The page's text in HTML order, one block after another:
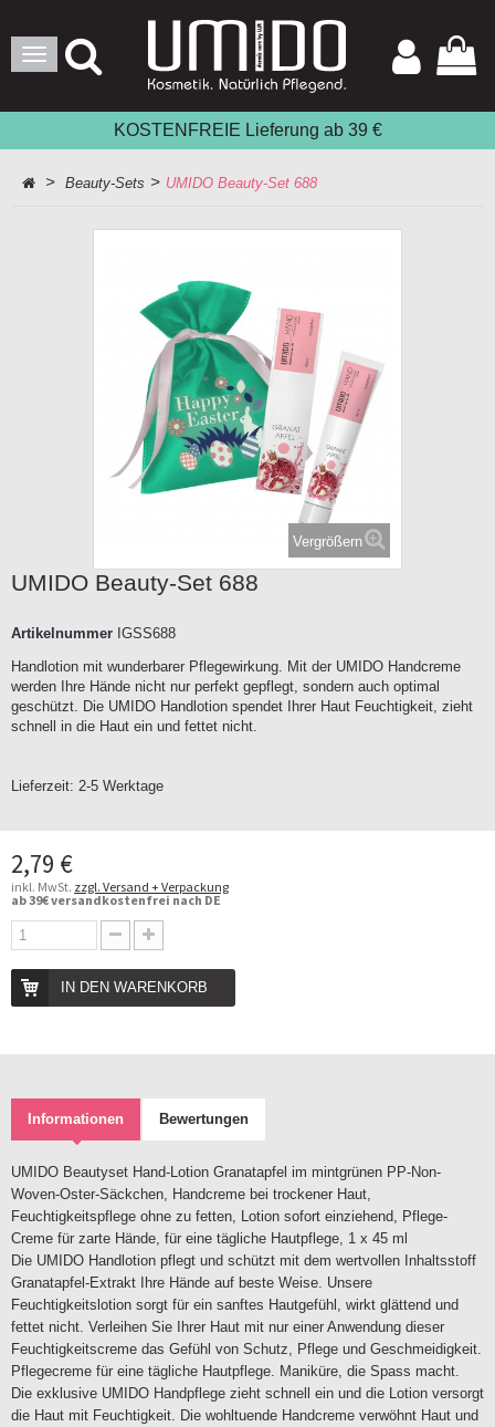
Toggle
Navigation
KOSTENFREIE Lieferung ab 39 €
> Beauty-Sets > UMIDO Beauty-Set 688
Vergrößern
UMIDO Beauty-Set 688
Artikelnummer IGSS688
Handlotion mit wunderbarer Pflegewirkung. Mit der UMIDO Handcreme
werden Ihre Hände nicht nur perfekt gepflegt, sondern auch optimal
geschützt. Die UMIDO Handlotion spendet Ihrer Haut Feuchtigkeit, zieht
schnell in die Haut ein und fettet nicht.
Lieferzeit: 2-5 Werktage
2,79 €
inkl. MwSt. zzgl. Versand + Verpackung
ab 39€ versandkostenfrei nach DE
IN DEN WARENKORB
Informationen Bewertungen
UMIDO Beautyset Hand-Lotion Granatapfel im mintgrünen PP-Non-
Woven-Oster-Säckchen, Handcreme bei trockener Haut,
Feuchtigkeitspflege ohne zu fetten, Lotion sofort einziehend, Pflege-
Creme für zarte Hände, für eine tägliche Hautpflege, 1 x 45 ml
Die UMIDO Handlotion pflegt und schützt mit dem wertvollen Inhaltsstoff
Granatapfel-Extrakt Ihre Hände auf beste Weise. Unsere
Feuchtigkeitslotion sorgt für ein sanftes Hautgefühl, wirkt glättend und
fettet nicht. Verleihen Sie Ihrer Haut mit nur einer Anwendung dieser
Feuchtigkeitscreme das Gefühl von Schutz, Pflege und Geschmeidigkeit.
Pflegecreme für eine tägliche Hautpflege. Maniküre, die Spass macht.
Die exklusive UMIDO Handpflege zieht schnell ein und die Lotion versorgt
die Haut mit Feuchtigkeit. Die wohltuende Handcreme verwöhnt Haut und